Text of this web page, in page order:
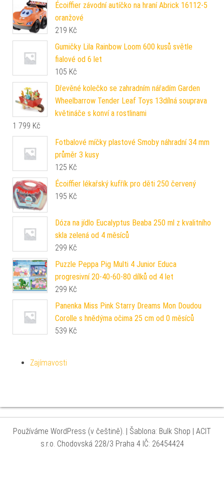
Écoiffier závodní autíčko na hraní Abrick 16112-5
oranžové
219 Kč
Gumičky Lila Rainbow Loom 600 kusů světle
fialové od 6 let
105 Kč
Dřevěné kolečko se zahradním nářadím Garden
Wheelbarrow Tender Leaf Toys 13dílná souprava
květináče s konví a rostlinami
1 799 Kč
Fotbalové míčky plastové Smoby náhradní 34 mm
průměr 3 kusy
125 Kč
Écoiffier lékařský kufřík pro děti 250 červený
195 Kč
Dóza na jídlo Eucalyptus Beaba 250 ml z kvalitního
skla zelená od 4 měsíců
299 Kč
Puzzle Peppa Pig Multi 4 Junior Educa
progresivní 20-40-60-80 dílků od 4 let
299 Kč
Panenka Miss Pink Starry Dreams Mon Doudou
Corolle s hnědýma očima 25 cm od 0 měsíců
539 Kč
Zajímavosti
Používáme WordPress (v češtině). | Šablona: Bulk Shop | ACIT
s.r.o. Chodovská 228/3 Praha 4 IČ: 26454424